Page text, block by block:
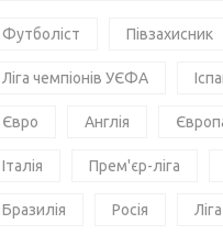
Футболіст Півзахисник
Ліга чемпіонів УЄФА
Євро Англія
Італія Прем'єр-ліга
Бразилія Росія